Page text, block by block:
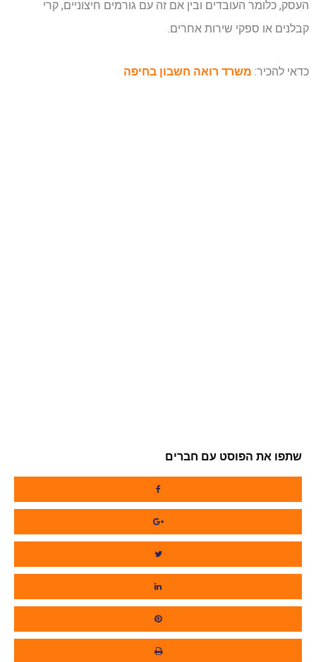
העסק, כלומר העובדים ובין אם זה עם גורמים חיצוניים, קרי
קבלנים או ספקי שירות אחרים.
כדאי להכיר: משרד רואה חשבון בחיפה
שתפו את הפוסט עם חברים